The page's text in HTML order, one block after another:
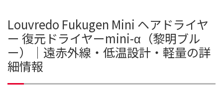
Louvredo Fukugen Mini ヘアドライヤ
ー 復元ドライヤーmini-α（黎明ブル
ー）｜遠赤外線・低温設計・軽量の詳
細情報